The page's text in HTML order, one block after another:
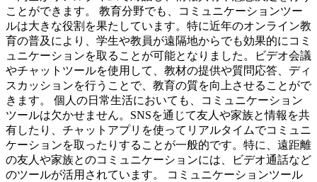
ことができます。 教育分野でも、コミュニケーションツー
ルは大きな役割を果たしています。特に近年のオンライン教
育の普及により、学生や教員が遠隔地からでも効果的にコミ
ュニケーションを取ることが可能となりました。ビデオ会議
やチャットツールを使用して、教材の提供や質問応答、ディ
スカッションを行うことで、教育の質を向上させることがで
きます。 個人の日常生活においても、コミュニケーション
ツールは欠かせません。SNSを通じて友人や家族と情報を共
有したり、チャットアプリを使ってリアルタイムでコミュニ
ケーションを取ったりすることが一般的です。特に、遠距離
の友人や家族とのコミュニケーションには、ビデオ通話など
のツールが活用されています。 コミュニケーションツール